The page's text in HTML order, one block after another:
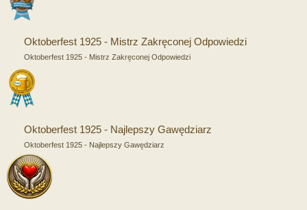
Oktoberfest 1925 - Mistrz Zakręconej Odpowiedzi
Oktoberfest 1925 - Mistrz Zakręconej Odpowiedzi
Oktoberfest 1925 - Najlepszy Gawędziarz
Oktoberfest 1925 - Najlepszy Gawędziarz